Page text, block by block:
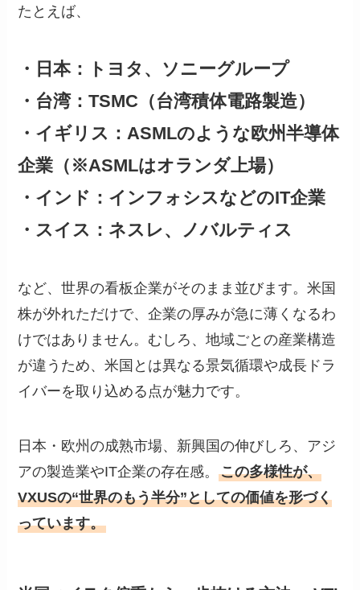
たとえば、
・日本：トヨタ、ソニーグループ
・台湾：TSMC（台湾積体電路製造）
・イギリス：ASMLのような欧州半導体
企業（※ASMLはオランダ上場）
・インド：インフォシスなどのIT企業
・スイス：ネスレ、
ノバルティス
など、世界の看板企業がそのまま並びます。米国
株が外れただけで、企業の厚みが急に薄くなるわ
けではありません。むしろ、地域ごとの産業構造
が違うため、米国とは異なる景気循環や成長ドラ
イバーを取り込める点が魅力です。
日本・欧州の成熟市場、新興国の伸びしろ、アジ
アの製造業やIT企業の存在感。この多様性が、
VXUSの“世界のもう半分”としての価値を形づく
っています。